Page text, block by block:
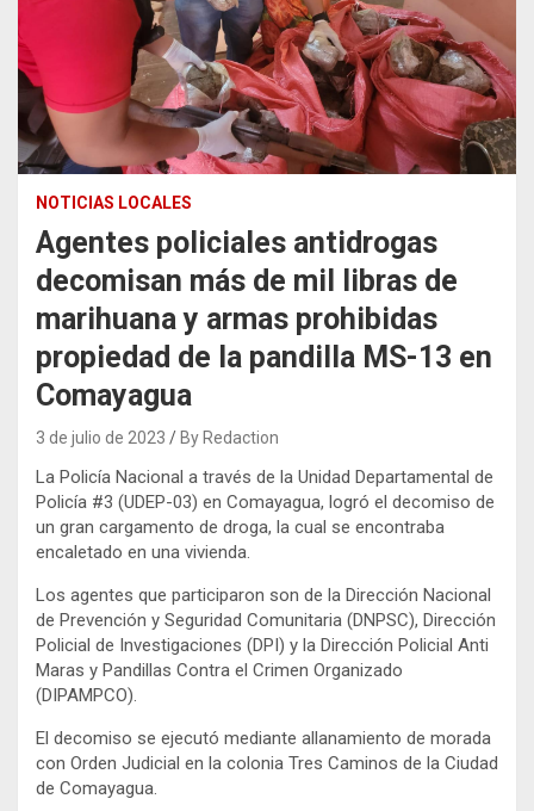
NOTICIAS LOCALES
Agentes policiales antidrogas
decomisan más de mil libras de
marihuana y armas prohibidas
propiedad de la pandilla MS-13 en
Comayagua
3 de julio de 2023 By Redaction
La Policía Nacional a través de la Unidad Departamental de
Policía #3 (UDEP-03) en Comayagua, logró el decomiso de
un gran cargamento de droga, la cual se encontraba
encaletado en una vivienda.
Los agentes que participaron son de la Dirección Nacional
de Prevención y Seguridad Comunitaria (DNPSC), Dirección
Policial de Investigaciones (DPI) y la Dirección Policial Anti
Maras y Pandillas Contra el Crimen Organizado
(DIPAMPCO).
El decomiso se ejecutó mediante allanamiento de morada
con Orden Judicial en la colonia Tres Caminos de la Ciudad
de Comayagua.